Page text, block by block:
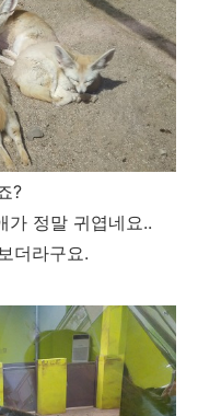
?
가 정말 귀엽네요..
더라구요.